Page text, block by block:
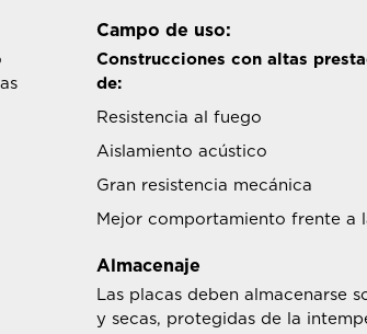
Campo de uso:
Construcciones con altas
de:
Resistencia al fuego
Aislamiento acústico
Gran resistencia mecánica
Mejor comportamiento frente a
Almacenaje
Las placas deben almacenarse
y secas, protegidas de la